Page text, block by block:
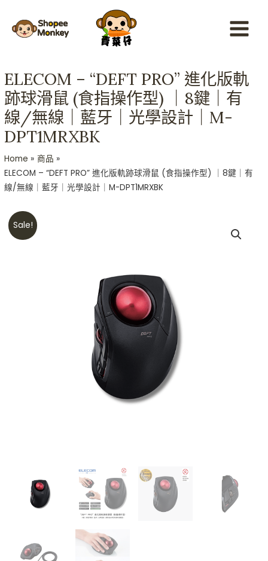
content
Menu
ELECOM – “DEFT PRO” 進化版軌
跡球滑鼠 (食指操作型) ｜8鍵｜有
線/無線｜藍牙｜光學設計｜M-
DPT1MRXBK
Home
商品
ELECOM – “DEFT PRO” 進化版軌跡球滑鼠 (食指操作型) ｜8鍵｜有
線/無線｜藍牙｜光學設計｜M-DPT1MRXBK
Sale!